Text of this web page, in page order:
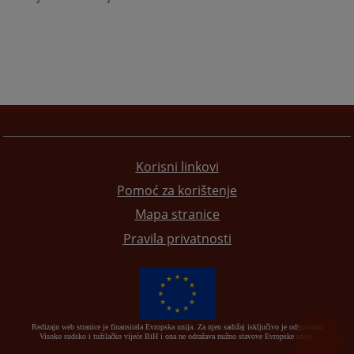
Korisni linkovi
Pomoć za korištenje
Mapa stranice
Pravila privatnosti
Redizajn web stranice je finansirala Evropska unija. Za njen sadržaj isključivo je odgovorno
Visoko sudsko i tužilačko vijeće BiH i ona ne odražava nužno stavove Evropske unije.